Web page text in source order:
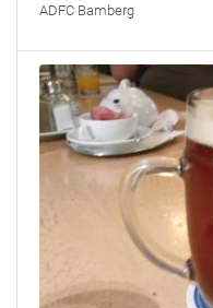
ADFC Bamberg